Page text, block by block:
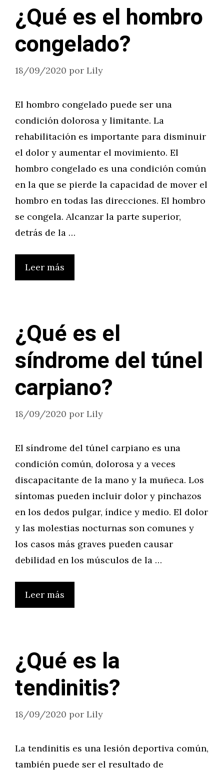
¿Qué es el hombro
congelado?
18/09/2020 por Lily
El hombro congelado puede ser una
condición dolorosa y limitante. La
rehabilitación es importante para disminuir
el dolor y aumentar el movimiento. El
hombro congelado es una condición común
en la que se pierde la capacidad de mover el
hombro en todas las direcciones. El hombro
se congela. Alcanzar la parte superior,
detrás de la …
Leer más
¿Qué es el
síndrome del túnel
carpiano?
18/09/2020 por Lily
El síndrome del túnel carpiano es una
condición común, dolorosa y a veces
discapacitante de la mano y la muñeca. Los
síntomas pueden incluir dolor y pinchazos
en los dedos pulgar, índice y medio. El dolor
y las molestias nocturnas son comunes y
los casos más graves pueden causar
debilidad en los músculos de la …
Leer más
¿Qué es la
tendinitis?
18/09/2020 por Lily
La tendinitis es una lesión deportiva común,
también puede ser el resultado de